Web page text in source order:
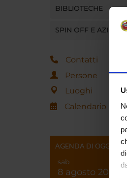
BIBLIOTECHE
SPIN OFF E
Contatti
Persone
Luoghi
Calendario
AGENDA DI OGGI
sab
8 agosto 2026